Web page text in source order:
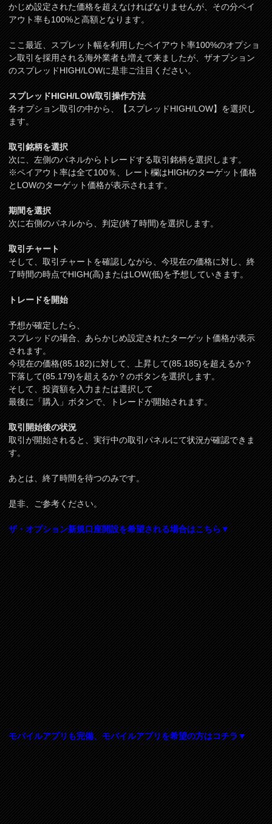
かじめ設定された価格を超えなければなりませんが、その分ペイ
アウト率も100%と高額となります。
ここ最近、スプレット幅を利用したペイアウト率100%のオプショ
ン取引を採用される海外業者も増えて来ましたが、ザオプション
のスプレッドHIGH/LOWに是非ご注目ください。
スプレッドHIGH/LOW取引操作方法
各オプション取引の中から、【スプレッドHIGH/LOW】を選択し
ます。
取引銘柄を選択
次に、左側のパネルからトレードする取引銘柄を選択します。
※ペイアウト率は全て100％、レート欄はHIGHのターゲット価格
とLOWのターゲット価格が表示されます。
期間を選択
次に右側のパネルから、判定(終了時間)を選択します。
取引チャート
そして、取引チャートを確認しながら、今現在の価格に対し、終
了時間の時点でHIGH(高)またはLOW(低)を予想していきます。
トレードを開始
予想が確定したら、
スプレッドの場合、あらかじめ設定されたターゲット価格が表示
されます。
今現在の価格(85.182)に対して、上昇して(85.185)を超えるか？
下落して(85.179)を超えるか？のボタンを選択します。
そして、投資額を入力または選択して
最後に「購入」ボタンで、トレードが開始されます。
取引開始後の状況
取引が開始されると、実行中の取引パネルにて状況が確認できま
す。
あとは、終了時間を待つのみです。
是非、ご参考ください。
ザ・オプション新規口座開設を希望される場合はこちら▼
モバイルアプリも完備、モバイルアプリを希望の方はコチラ▼